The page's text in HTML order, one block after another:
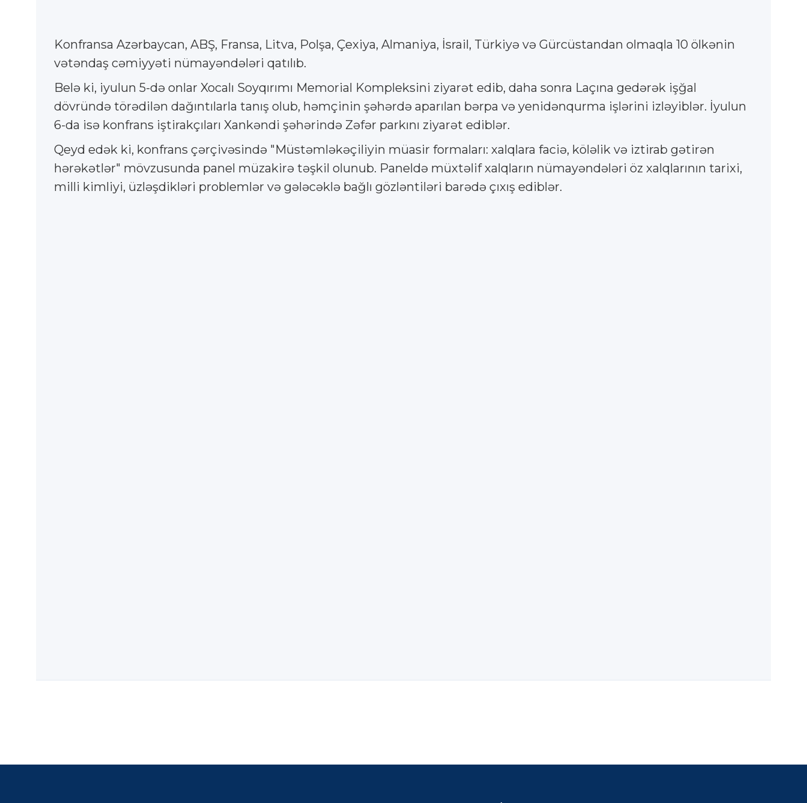
Konfransa Azərbaycan, ABŞ, Fransa, Litva, Polşa, Çexiya, Almaniya, İsrail, Türkiyə və Gürcüstandan olmaqla 10 ölkənin
vətəndaş cəmiyyəti nümayəndələri qatılıb.
Belə ki, iyulun 5-də onlar Xocalı Soyqırımı Memorial Kompleksini ziyarət edib, daha sonra Laçına gedərək işğal
dövründə törədilən dağıntılarla tanış olub, həmçinin şəhərdə aparılan bərpa və yenidənqurma işlərini izləyiblər. İyulun
6-da isə konfrans iştirakçıları Xankəndi şəhərində Zəfər parkını ziyarət ediblər.
Qeyd edək ki, konfrans çərçivəsində "Müstəmləkəçiliyin müasir formaları: xalqlara faciə, köləlik və iztirab gətirən
hərəkətlər" mövzusunda panel müzakirə təşkil olunub. Paneldə müxtəlif xalqların nümayəndələri öz xalqlarının tarixi,
milli kimliyi, üzləşdikləri problemlər və gələcəklə bağlı gözləntiləri barədə çıxış ediblər.